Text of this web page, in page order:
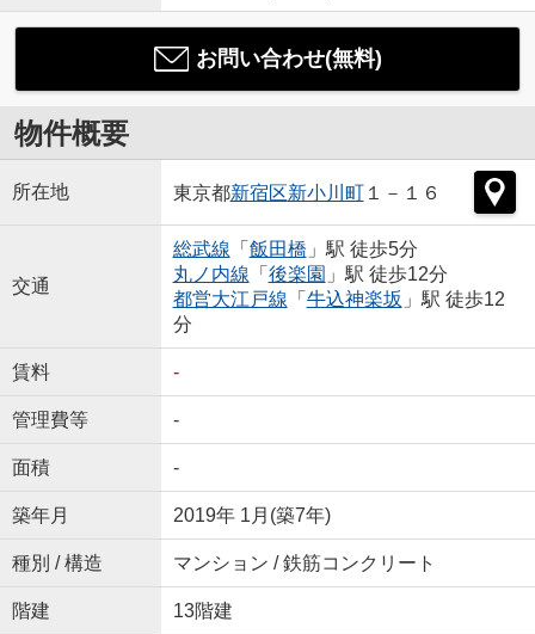
お問い合わせ(無料)
物件概要
所在地 東京都新宿区新小川町１－１６
交通
総武線 「 飯田橋 」駅 徒歩5分
丸ノ内線 「 後楽園 」駅 徒歩12分
都営大江戸線 「 牛込神楽坂 」駅 徒歩12
分
賃料 -
管理費等 -
面積 -
築年月 2019年 1月(築7年)
種別 / 構造 マンション / 鉄筋コンクリート
階建 13階建